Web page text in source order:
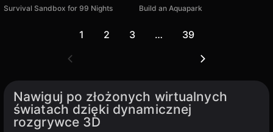
Survival Sandbox for 99 Nights
Build an Aquapark
1 2 3 … 39
Nawiguj po złożonych wirtualnych
światach dzięki dynamicznej
rozgrywce 3D